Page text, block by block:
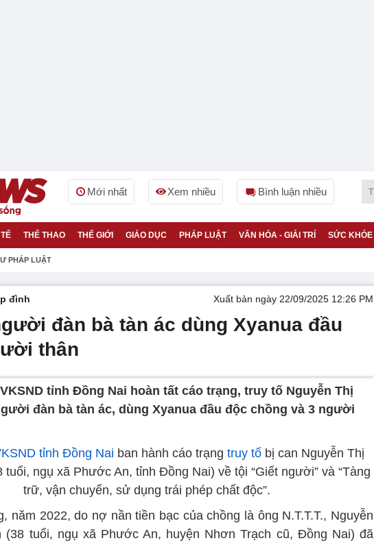
Mới nhất Xem nhiều Bình luận nhiều
THỂ THAO THẾ GIỚI GIÁO DỤC PHÁP LUẬT VĂN HÓA - GIẢI TRÍ SỨC KHỎE
PHÁP LUẬT
đình Xuất bản ngày 22/09/2025 12:26 PM
đàn bà tàn ác dùng Xyanua đầu
thân
VKSND tỉnh Đồng Nai hoàn tất cáo trạng, truy tố Nguyễn Thị
đàn bà tàn ác, dùng Xyanua đầu độc chồng và 3 người
tỉnh Đồng Nai ban hành cáo trạng truy tố bị can Nguyễn Thị
tuổi, ngụ xã Phước An, tỉnh Đồng Nai) về tội “Giết người” và “Tàng
trữ, vận chuyển, sử dụng trái phép chất độc”.
năm 2022, do nợ nần tiền bạc của chồng là ông N.T.T.T., Nguyễn
(38 tuổi, ngụ xã Phước An, huyện Nhơn Trạch cũ, Đồng Nai) đã